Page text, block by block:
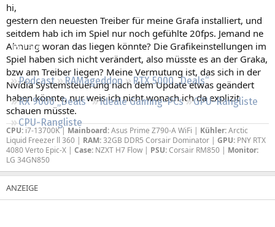
Leserartikel
Regeln
Podcast RAMageddon
RTX 5000 „Deals“
RX 9000 „Deals“
Ideale Gaming-PCs
GPU-Rangliste
CPU-Rangliste
hi,
gestern den neuesten Treiber für meine Grafa installiert, und
seitdem hab ich im Spiel nur noch gefühlte 20fps. Jemand ne
Ahnung woran das liegen könnte? Die Grafikeinstellungen im
Spiel haben sich nicht verändert, also müsste es an der Graka,
bzw am Treiber liegen? Meine Vermutung ist, das sich in der
Nvidia Systemsteuerung nach dem Update etwas geändert
haben könnte, nur weis ich nicht wonach ich da explizit
schauen müsste.
CPU: i7-13700K | Mainboard:Asus Prime Z790-A WiFi | Kühler:Arctic
Liquid Freezer ll 360 | RAM:32GB DDR5 Corsair Dominator | GPU: PNY RTX
4080 Verto Epic-X | Case: NZXT H7 Flow | PSU:Corsair RM850 | Monitor:
LG 34GN850